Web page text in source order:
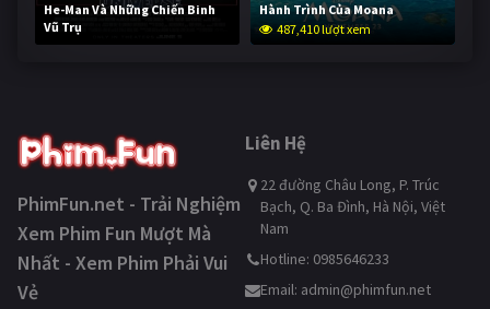
He-Man Và Những Chiến Binh
Vũ Trụ
235,927 lượt xem
Hành Trình Của Moana
487,410 lượt xem
PhimFun.net - Trải Nghiệm
Xem Phim Fun Mượt Mà
Nhất - Xem Phim Phải Vui
Vẻ
Liên Hệ
22 đường Châu Long, P. Trúc
Bạch, Q. Ba Đình, Hà Nội, Việt
Nam
Hotline: 0985646233
Email: admin@phimfun.net